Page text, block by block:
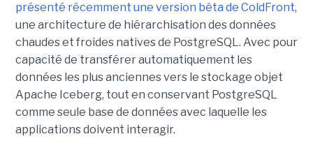
présenté récemment une version bêta de ColdFront,
une architecture de hiérarchisation des données
chaudes et froides natives de PostgreSQL. Avec pour
capacité de transférer automatiquement les
données les plus anciennes vers le stockage objet
Apache Iceberg, tout en conservant PostgreSQL
comme seule base de données avec laquelle les
applications doivent interagir.